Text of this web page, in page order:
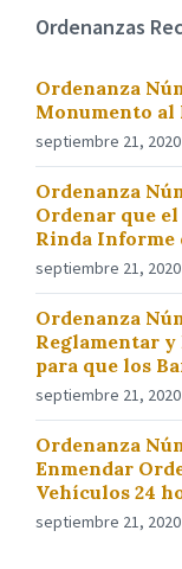
Ordenanzas
Ordenanza
Monumento al
septiembre 21, 2020
Ordenanza
Ordenar que
Rinda Informe
septiembre 21, 2020
Ordenanza
Reglamentar y
para que los
septiembre 21, 2020
Ordenanza
Enmendar
Vehículos 24
septiembre 21, 2020